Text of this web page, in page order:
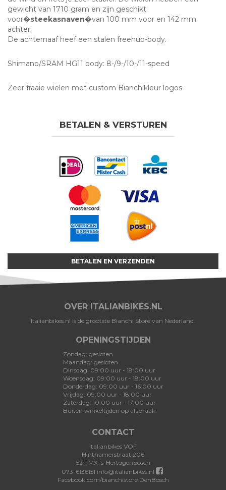
gewicht van 1710 gram en zijn geschikt
voor�steekasnaven�van 100 mm voor en 142 mm
achter.
De achternaaf heef een stalen freehub-body.
Shimano/SRAM HG11 body: 8-/9-/10-/11-speed
Zeer fraaie wielen met custom Bianchikleur logos
BETALEN & VERSTUREN
BETALEN EN VERZENDEN
OVER ITALIANBIKES.NL
Italianbikes.nl is de grootste Bianchi Store van Nederland.
OPENINGSTIJDEN
Zondag: gesloten
Maandag: gesloten
Dinsdag: 09:00 uur - 18:00 uur
Woensdag: 09:00 uur - 18:00 uur
Donderdag: 09:00 uur - 16:00 uur
Vrijdag: 09:00 uur - 18:00 uur
Zaterdag: 10:00 uur - 17:00 uur
Buiten winkeltijden op afspraak
CONTACT
Italianbikes VOF
Hinthamerstraat 206
5211 MX 's-Hertogenbosch
073-6136151 info@italianbikes.nl
Facebook.com/bianchistore.DenBosch